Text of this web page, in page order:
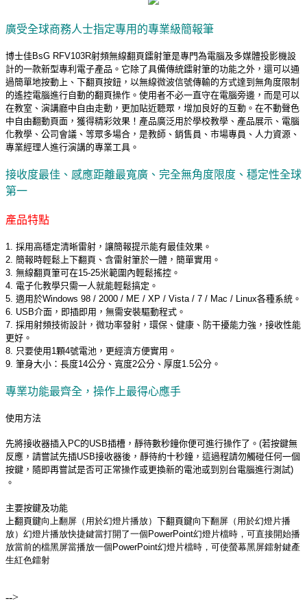
廣受全球商務人士指定專用的專業級簡報筆
博士佳BsG RFV103R射頻無線翻頁鐳射筆是專門為電腦及多媒體投影機設
計的一款新型專利電子產品。它除了具備傳統鐳射筆的功能之外，還可以通
過簡單地按動上、下翻頁按鈕，以無線微波信號傳輸的方式達到無角度限制
的遙控電腦進行自動的翻頁操作。使用者不必一直守在電腦旁邊，而是可以
在教室、演講廳中自由走動，更加貼近聽眾，增加良好的互動。在不動聲色
中自由翻動頁面，獲得精彩效果！產品廣泛用於學校教學、產品展示、電腦
化教學、公司會議、等眾多場合，是教師、銷售員、市場專員、人力資源、
專業經理人進行演講的專業工具。
接收度最佳、感應距離最寬廣、完全無角度限度、穩定性全球
第一
產品特點
1. 採用高穩定清晰雷射，讓簡報提示能有最佳效果。
2. 簡報時輕鬆上下翻頁、含雷射筆於一體，簡單實用。
3. 無線翻頁筆可在15-25米範圍內輕鬆搖控。
4. 電子化教學只需一人就能輕鬆搞定。
5. 適用於Windows 98 / 2000 / ME / XP / Vista / 7 / Mac / Linux各種系統。
6. USB介面，即插即用，無需安裝驅動程式。
7. 採用射頻技術設計，微功率發射，環保、健康、防干擾能力強，接收性能
更好。
8. 只要使用1顆4號電池，更經濟方便實用。
9. 筆身大小：長度14公分、寬度2公分、厚度1.5公分。
專業功能最齊全，操作上最得心應手
使用方法
先將接收器插入PC的USB插槽，靜待數秒鐘你便可進行操作了。(若按鍵無
反應，請嘗試先插USB接收器後，靜待約十秒鐘，這過程請勿觸碰任何一個
按鍵，隨即再嘗試是否可正常操作或更換新的電池或到別台電腦進行測試)
。
主要按鍵及功能
上翻頁鍵向上翻屏（用於幻燈片播放） 下翻頁鍵向下翻屏（用於幻燈片播
放） 幻燈片播放快捷鍵當打開了一個PowerPoint幻燈片檔時，可直接開始播
放當前的檔黑屏當播放一個PowerPoint幻燈片檔時，可使螢幕黑屏鐳射鍵產
生紅色鐳射
-->